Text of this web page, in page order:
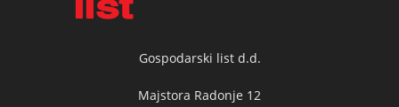
Gospodarski list d.d.
Majstora Radonje 12